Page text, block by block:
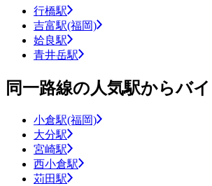
行橋駅
吉富駅(福岡)
姶良駅
青井岳駅
同一路線の人気駅からバ
小倉駅(福岡)
大分駅
宮崎駅
西小倉駅
苅田駅